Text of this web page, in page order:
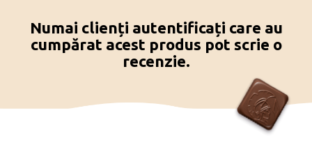
Numai clienți autentificați care au
cumpărat acest produs pot scrie o
recenzie.